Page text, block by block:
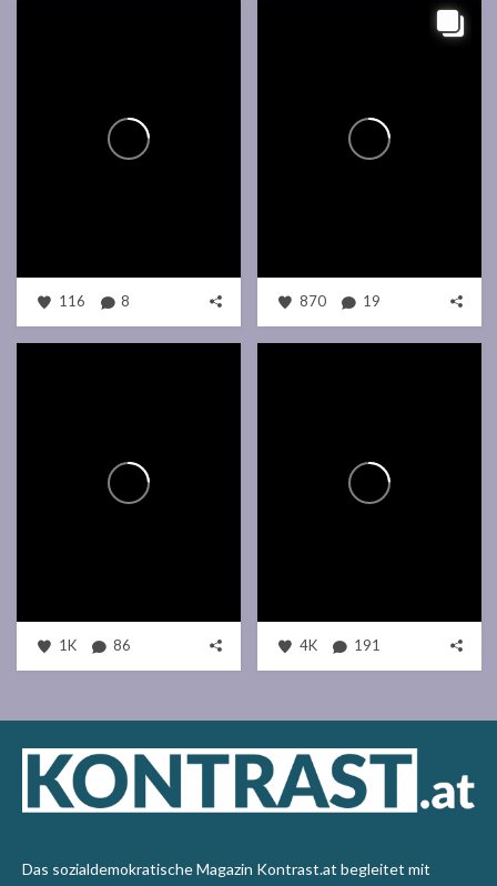
116 8 870 19
1K 86 4K 191
Das sozialdemokratische Magazin Kontrast.at begleitet mit